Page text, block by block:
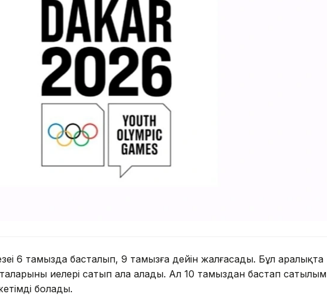
6 тамызда басталып, 9 тамызға дейін жалғасады. Бұл аралықта
иелері сатып ала алады. Ал 10 тамыздан бастап сатылым
болады.